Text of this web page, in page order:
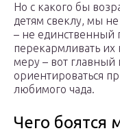
Но с какого бы
детям свеклу, мы
– не единственный
перекармливать
меру – вот
ориентироваться
любимого чада.
Чего